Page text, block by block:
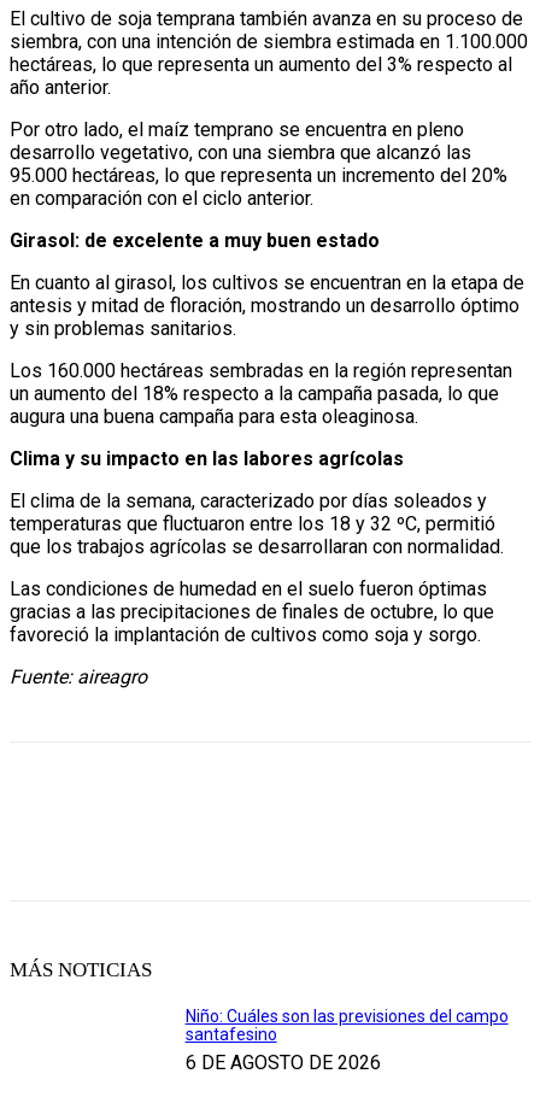
El cultivo de soja temprana también avanza en su proceso de
siembra, con una intención de siembra estimada en 1.100.000
hectáreas, lo que representa un aumento del 3% respecto al
año anterior.
Por otro lado, el maíz temprano se encuentra en pleno
desarrollo vegetativo, con una siembra que alcanzó las
95.000 hectáreas, lo que representa un incremento del 20%
en comparación con el ciclo anterior.
Girasol: de excelente a muy buen estado
En cuanto al girasol, los cultivos se encuentran en la etapa de
antesis y mitad de floración, mostrando un desarrollo óptimo
y sin problemas sanitarios.
Los 160.000 hectáreas sembradas en la región representan
un aumento del 18% respecto a la campaña pasada, lo que
augura una buena campaña para esta oleaginosa.
Clima y su impacto en las labores agrícolas
El clima de la semana, caracterizado por días soleados y
temperaturas que fluctuaron entre los 18 y 32 ºC, permitió
que los trabajos agrícolas se desarrollaran con normalidad.
Las condiciones de humedad en el suelo fueron óptimas
gracias a las precipitaciones de finales de octubre, lo que
favoreció la implantación de cultivos como soja y sorgo.
Fuente: aireagro
MÁS NOTICIAS
Niño: Cuáles son las previsiones del campo
santafesino
6 DE AGOSTO DE 2026